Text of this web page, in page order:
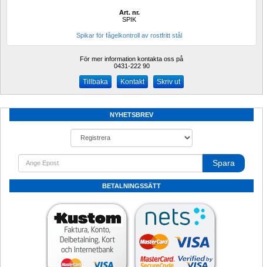
Art. nr.
SPIK
Spikar för fågelkontroll av rostfritt stål
För mer information kontakta oss på
0431-222 90
Kontakt Skriv ut
NYHETSBREV
Spara
BETALNINGSSÄTT